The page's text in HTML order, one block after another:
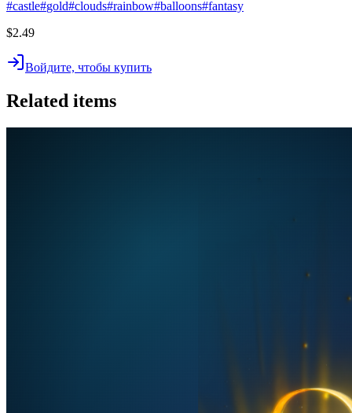
#castle#gold#clouds#rainbow#balloons#fantasy
$2.49
Войдите, чтобы купить
Related items